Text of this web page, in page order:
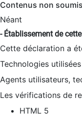
Contenus non
Néant
- Établissement de
Cette déclaration a
Technologies
Agents utilisateurs,
Les vérifications de
HTML 5